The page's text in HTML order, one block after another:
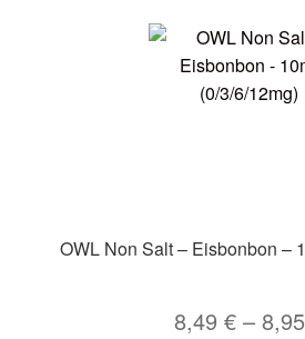
OWL Non Salt – Eisbonbon –
8,49 €– 8,95